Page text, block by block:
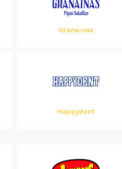
Granainas
Happydent